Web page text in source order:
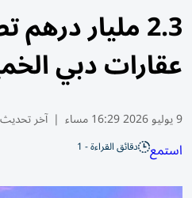
2.3 مليار
عقارات دبي
9 يوليو 2026 16:29 مساء | آخر
استمع دقائق القراءة - 1